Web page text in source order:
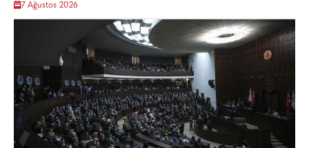
7 Ağustos 2026